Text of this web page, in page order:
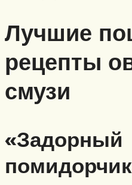
Лучшие
рецепты
смузи
«Задорный